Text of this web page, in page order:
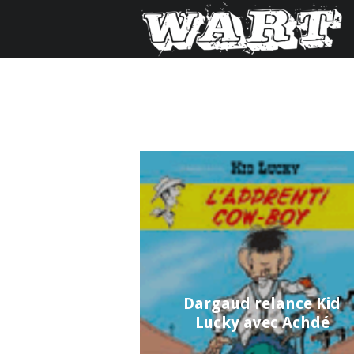
Dargaud relance Kid
Lucky avec Achdé